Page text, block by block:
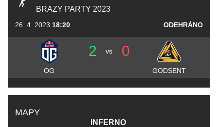
BRAZY PARTY 2023
26. 4. 2023 18:20 ODEHRÁNO
2 vs 0
OG GODSENT
MAPY
INFERNO